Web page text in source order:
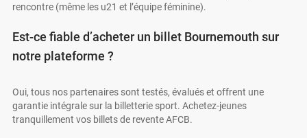
rencontre (même les u21 et l’équipe féminine).
Est-ce fiable d’acheter un billet Bournemouth sur
notre plateforme ?
Oui, tous nos partenaires sont testés, évalués et offrent une
garantie intégrale sur la billetterie sport. Achetez-jeunes
tranquillement vos billets de revente AFCB.